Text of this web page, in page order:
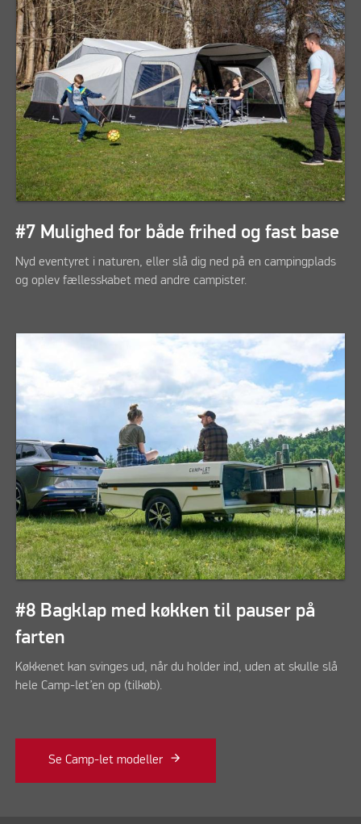
#7 Mulighed for både frihed og fast base
Nyd eventyret i naturen, eller slå dig ned på en campingplads
og oplev fællesskabet med andre campister.
#8 Bagklap med køkken til pauser på
farten
Køkkenet kan svinges ud, når du holder ind, uden at skulle slå
hele Camp-let’en op (tilkøb).
Se Camp-let modeller